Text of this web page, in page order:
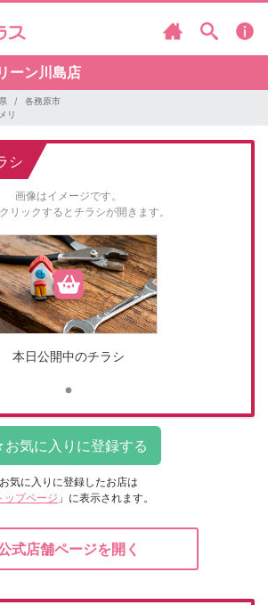
ーン川島店
各務原市
リ
シ
画像はイメージです。
リックするとチラシが開きます。
本日公開中のチラシ
お気に入りに登録したお店は
ップページ 」に表示されます。
式店舗ページを開く